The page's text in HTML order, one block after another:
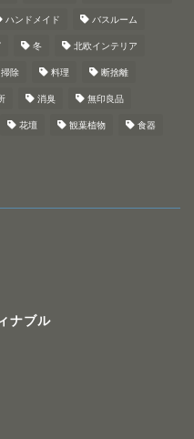
ハンドメイド バスルーム
冬 北欧インテリア
掃除 料理 断捨離
消臭 無印良品
花壇 観葉植物 食器
ナブル